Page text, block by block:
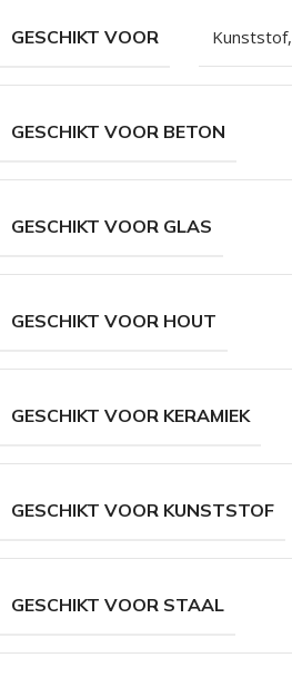
GESCHIKT VOOR Kunststof,
GESCHIKT VOOR BETON
GESCHIKT VOOR GLAS
GESCHIKT VOOR HOUT
GESCHIKT VOOR KERAMIEK
GESCHIKT VOOR KUNSTSTOF
GESCHIKT VOOR STAAL